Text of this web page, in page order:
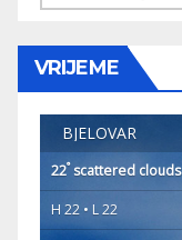
VRIJEME
BJELOVAR
22°scattered clouds
H 22 • L 22